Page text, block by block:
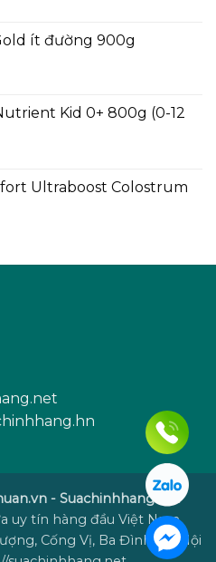
ít đường 900g
Kid 0+ 800g (0-12
Ultraboost Colostrum
- Suachinhhang.net
uy tín hàng đầu Việt Nam
Cống Vị, Ba Đình, Hà Nội